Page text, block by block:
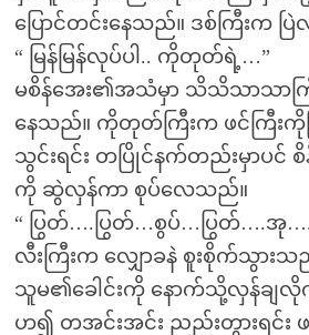
ပြောင်တင်းနေသည်။ ဒစ်ကြီးက ပြဲ
“ မြန်မြန်လုပ်ပါ.. ကိုတုတ်ရဲ့…”
မစိန်အေး၏အသံမှာ သိသိသာသာက
နေသည်။ ကိုတုတ်ကြီးက ဖင်ကြီး
သွင်းရင်း တပြိုင်နက်တည်းမှာပင်
ကို ဆွဲလှန်ကာ စုပ်လေသည်။
“ ပြွတ်….ပြွတ်…စွပ်…ပြွတ်….အု
လီးကြီးက လျှောခနဲ စူးစိုက်သွား
သူမ၏ခေါင်းကို နောက်သို့လှန်ချ
ဟ၍ တအင်းအင်း ညည်းတွားရင်း ဖ